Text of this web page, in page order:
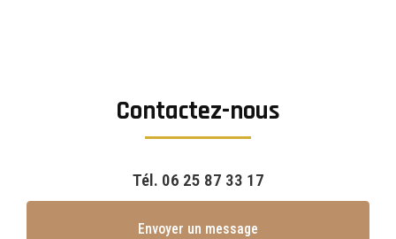
Contactez-nous
Tél. 06 25 87 33 17
Envoyer un message